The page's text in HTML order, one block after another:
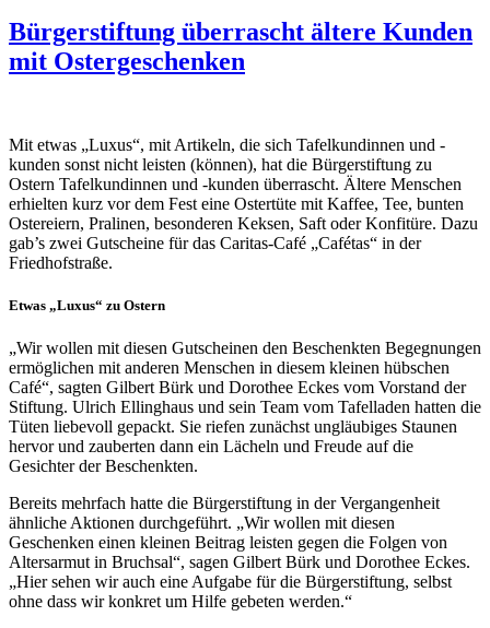
Bürgerstiftung überrascht ältere Kunden
mit Ostergeschenken
Mit etwas „Luxus“, mit Artikeln, die sich Tafelkundinnen und -
kunden sonst nicht leisten (können), hat die Bürgerstiftung zu
Ostern Tafelkundinnen und -kunden überrascht. Ältere Menschen
erhielten kurz vor dem Fest eine Ostertüte mit Kaffee, Tee, bunten
Ostereiern, Pralinen, besonderen Keksen, Saft oder Konfitüre. Dazu
gab’s zwei Gutscheine für das Caritas-Café „Cafétas“ in der
Friedhofstraße.
Etwas „Luxus“ zu Ostern
„Wir wollen mit diesen Gutscheinen den Beschenkten Begegnungen
ermöglichen mit anderen Menschen in diesem kleinen hübschen
Café“, sagten Gilbert Bürk und Dorothee Eckes vom Vorstand der
Stiftung. Ulrich Ellinghaus und sein Team vom Tafelladen hatten die
Tüten liebevoll gepackt. Sie riefen zunächst ungläubiges Staunen
hervor und zauberten dann ein Lächeln und Freude auf die
Gesichter der Beschenkten.
Bereits mehrfach hatte die Bürgerstiftung in der Vergangenheit
ähnliche Aktionen durchgeführt. „Wir wollen mit diesen
Geschenken einen kleinen Beitrag leisten gegen die Folgen von
Altersarmut in Bruchsal“, sagen Gilbert Bürk und Dorothee Eckes.
„Hier sehen wir auch eine Aufgabe für die Bürgerstiftung, selbst
ohne dass wir konkret um Hilfe gebeten werden.“